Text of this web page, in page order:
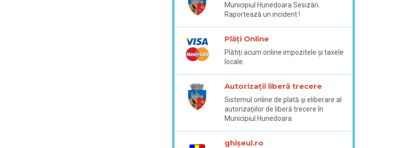
Municipiul Hunedoara Sesizări.
Raportează un incident !
Plăți Online
Plătiți acum online impozitele și taxele
locale.
Autorizații liberă trecere
Sistemul online de plată şi eliberare al
autorizaţiilor de liberă trecere în
Municipiul Hunedoara.
ghișeul.ro